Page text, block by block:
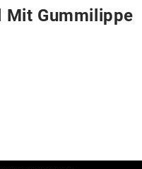
Mit Gummilippe